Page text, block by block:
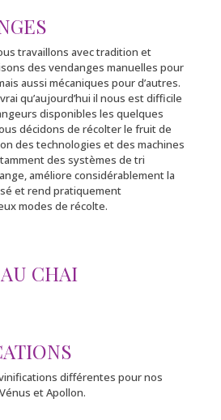
travaillons avec tradition et
des vendanges manuelles pour
aussi mécaniques pour d’autres.
qu’aujourd’hui il nous est difficile
disponibles les quelques
décidons de récolter le fruit de
des technologies et des machines
des systèmes de tri
améliore considérablement la
et rend pratiquement
modes de récolte.
AU CHAI
différentes pour nos
et Apollon.